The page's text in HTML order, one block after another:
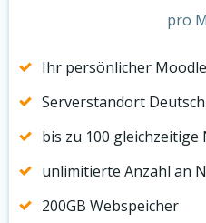
pro
Ihr persönlicher
Serverstandort
bis zu 100
unlimitierte Anzahl an
200GB Webspeicher